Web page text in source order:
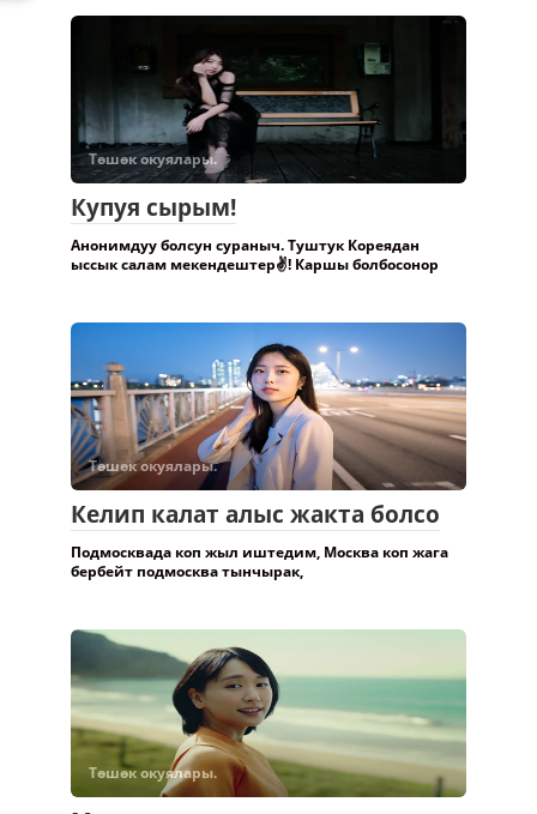
Төшөк окуялары.
Купуя сырым!
Анонимдуу болсун сураныч. Туштук Кореядан
ыссык салам мекендештер✌️! Каршы болбосонор
Төшөк окуялары.
Келип калат алыс жакта болсо
Подмосквада коп жыл иштедим, Москва коп жага
бербейт подмосква тынчырак,
Төшөк окуялары.